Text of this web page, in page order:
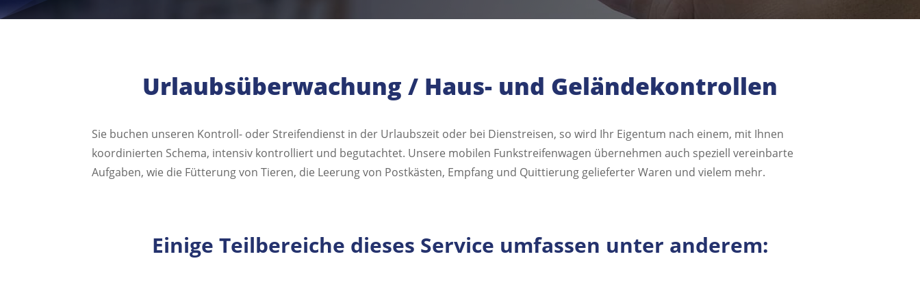
Urlaubsüberwachung / Haus- und Geländekontrollen
Sie buchen unseren Kontroll- oder Streifendienst in der Urlaubszeit oder bei Dienstreisen, so wird Ihr Eigentum nach einem, mit Ihnen
koordinierten Schema, intensiv kontrolliert und begutachtet. Unsere mobilen Funkstreifenwagen übernehmen auch speziell vereinbarte
Aufgaben, wie die Fütterung von Tieren, die Leerung von Postkästen, Empfang und Quittierung gelieferter Waren und vielem mehr.
Einige Teilbereiche dieses Service umfassen unter anderem: